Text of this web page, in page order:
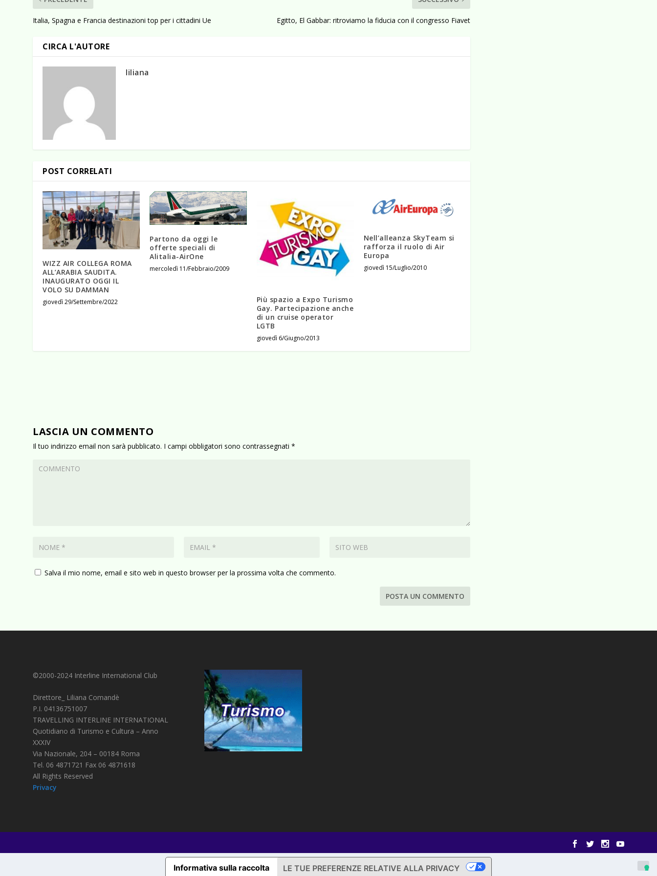
Italia, Spagna e Francia destinazioni top per i cittadini Ue Egitto, El Gabbar: ritroviamo la fiducia con il congresso Fiavet
CIRCA L'AUTORE
liliana
POST CORRELATI
WIZZ AIR COLLEGA ROMA
ALL’ARABIA SAUDITA.
INAUGURATO OGGI IL
VOLO SU DAMMAN
giovedì 29/Settembre/2022
Partono da oggi le
offerte speciali di
Alitalia-AirOne
mercoledì 11/Febbraio/2009
Più spazio a Expo Turismo
Gay. Partecipazione anche
di un cruise operator
LGTB
giovedì 6/Giugno/2013
Nell’alleanza SkyTeam si
rafforza il ruolo di Air
Europa
giovedì 15/Luglio/2010
LASCIA UN COMMENTO
Il tuo indirizzo email non sarà pubblicato. I campi obbligatori sono contrassegnati*
Salva il mio nome, email e sito web in questo browser per la prossima volta che commento.
©2000-2024 Interline International Club
Direttore_ Liliana Comandè
P.I. 04136751007
TRAVELLING INTERLINE INTERNATIONAL
Quotidiano di Turismo e Cultura – Anno
XXXIV
Via Nazionale, 204 – 00184 Roma
Tel. 06 4871721 Fax 06 4871618
All Rights Reserved
Privacy
Informativa sulla raccolta LE TUE PREFERENZE RELATIVE ALLA PRIVACY